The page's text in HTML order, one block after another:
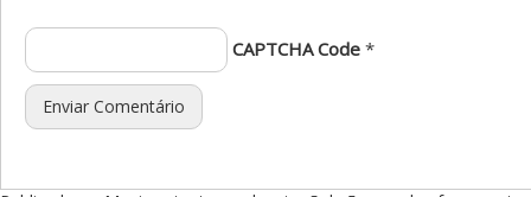
CAPTCHA Code *